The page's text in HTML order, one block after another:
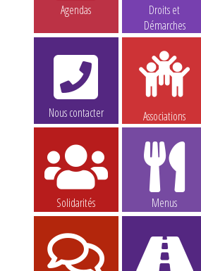
Agendas
Droits et
Démarches
Nous contacter Associations
Solidarités Menus